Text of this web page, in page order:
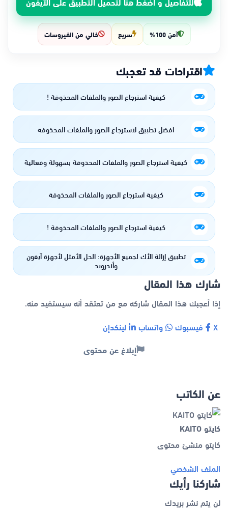
آمن 100% سريع خالي من الفيروسات
اقتراحات قد تعجبك
كيفية استرجاع الصور والملفات المحذوفة !
افضل تطبيق لاسترجاع الصور والملفات المحذوفة
كيفية استرجاع الصور والملفات المحذوفة بسهولة وفعالية
كيفية استرجاع الصور والملفات المحذوفة
كيفية استرجاع الصور والملفات المحذوفة !
تطبيق إزالة الأك لجميع الأجهزة: الحل الأمثل لأجهزة آيفون
وأندرويد
شارك هذا المقال
إذا أعجبك هذا المقال شاركه مع من تعتقد أنه سيستفيد منه.
فيسبوك واتساب لينكدإن
إبلاغ عن محتوى
عن الكاتب
كايتو KAITO
كايتو منشئ محتوى
الملف الشخصي
شاركنا رأيك
لن يتم نشر بريدك